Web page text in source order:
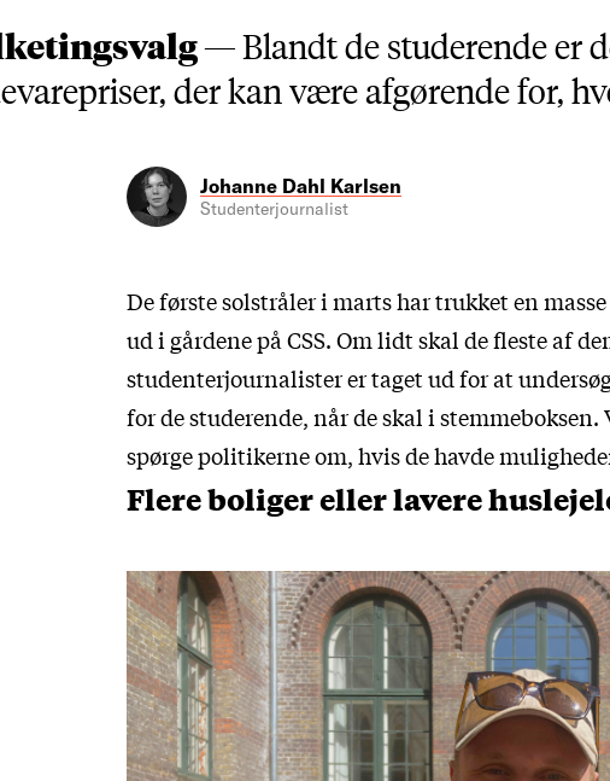
—Blandt de studerende er
der kan være afgørende for,
Johanne Dahl Karlsen
Studenterjournalist
De første solstråler i marts har trukket en
ud i gårdene på CSS. Om lidt skal de fleste af
studenterjournalister er taget ud for at
for de studerende, når de skal i
spørge politikerne om, hvis de havde
Flere boliger eller lavere